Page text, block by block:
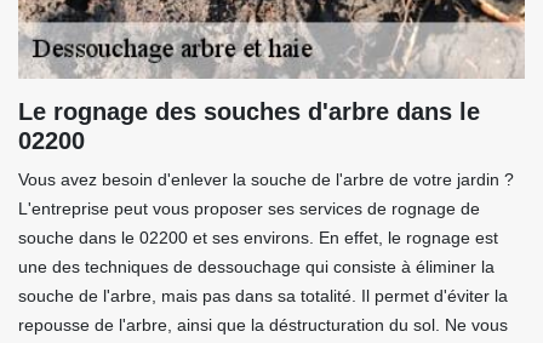
Le rognage des souches d'arbre dans le
02200
Vous avez besoin d'enlever la souche de l'arbre de votre jardin ?
L'entreprise peut vous proposer ses services de rognage de
souche dans le 02200 et ses environs. En effet, le rognage est
une des techniques de dessouchage qui consiste à éliminer la
souche de l'arbre, mais pas dans sa totalité. Il permet d'éviter la
repousse de l'arbre, ainsi que la déstructuration du sol. Ne vous